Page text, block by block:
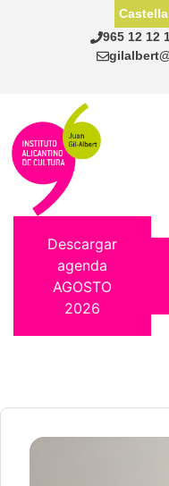
965 12 12
Descargar
agenda
AGOSTO
2026